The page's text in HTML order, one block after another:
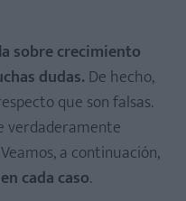
sobre crecimiento
dudas. De hecho,
que son falsas.
verdaderamente
a continuación,
cada caso.